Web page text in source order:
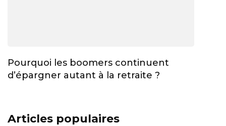
Pourquoi les boomers continuent
d’épargner autant à la retraite ?
Articles populaires